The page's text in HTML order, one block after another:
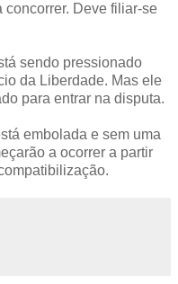
Deve filiar-se
sendo pressionado
da Liberdade. Mas ele
para entrar na disputa.
embolada e sem uma
a ocorrer a partir